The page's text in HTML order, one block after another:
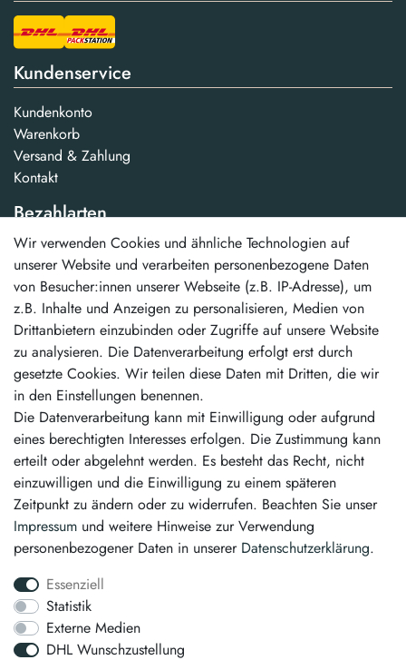
Kundenservice
Kundenkonto
Warenkorb
Versand & Zahlung
Kontakt
Bezahlarten
...und weitere
Unsere Vorteile
schneller Versand
kostenloser Versand ab 50,00 €
erstklassiger Service
Vertrag widerrufen
Kontakt
info@pintamo.de
03763 4048350
Montag - Freitag: 08:00 - 16:00 Uhr
Anrufe aus dem dt. Festnetz zum Ortstarif, Preise aus dem Mobilfunknetz
ggf. abweichend (abhängig vom Provider).
Wir verwenden Cookies und ähnliche Technologien auf
unserer Website und verarbeiten personenbezogene Daten
von Besucher:innen unserer Webseite (z.B. IP-Adresse), um
z.B. Inhalte und Anzeigen zu personalisieren, Medien von
Drittanbietern einzubinden oder Zugriffe auf unsere Website
zu analysieren. Die Datenverarbeitung erfolgt erst durch
gesetzte Cookies. Wir teilen diese Daten mit Dritten, die wir
in den Einstellungen benennen.
Die Datenverarbeitung kann mit Einwilligung oder aufgrund
eines berechtigten Interesses erfolgen. Die Zustimmung kann
erteilt oder abgelehnt werden. Es besteht das Recht, nicht
einzuwilligen und die Einwilligung zu einem späteren
Zeitpunkt zu ändern oder zu widerrufen. Beachten Sie unser
Impressum und weitere Hinweise zur Verwendung
personenbezogener Daten in unserer Daten­schutz­erklärung.
Essenziell
Statistik
Externe Medien
DHL Wunschzustellung